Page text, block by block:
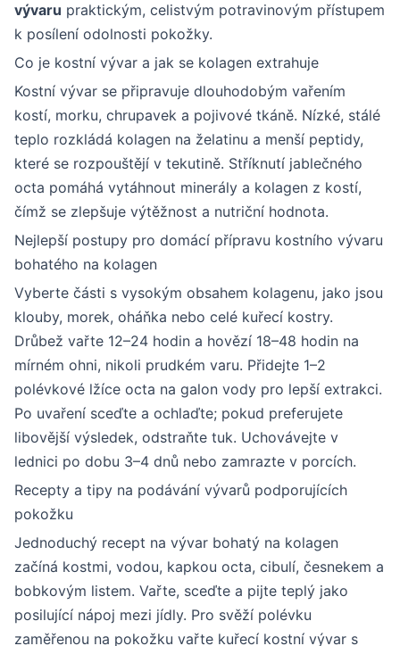
vývaru praktickým, celistvým potravinovým přístupem
k posílení odolnosti pokožky.
Co je kostní vývar a jak se kolagen extrahuje
Kostní vývar se připravuje dlouhodobým vařením
kostí, morku, chrupavek a pojivové tkáně. Nízké, stálé
teplo rozkládá kolagen na želatinu a menší peptidy,
které se rozpouštějí v tekutině. Stříknutí jablečného
octa pomáhá vytáhnout minerály a kolagen z kostí,
čímž se zlepšuje výtěžnost a nutriční hodnota.
Nejlepší postupy pro domácí přípravu kostního vývaru
bohatého na kolagen
Vyberte části s vysokým obsahem kolagenu, jako jsou
klouby, morek, oháňka nebo celé kuřecí kostry.
Drůbež vařte 12–24 hodin a hovězí 18–48 hodin na
mírném ohni, nikoli prudkém varu. Přidejte 1–2
polévkové lžíce octa na galon vody pro lepší extrakci.
Po uvaření sceďte a ochlaďte; pokud preferujete
libovější výsledek, odstraňte tuk. Uchovávejte v
lednici po dobu 3–4 dnů nebo zamrazte v porcích.
Recepty a tipy na podávání vývarů podporujících
pokožku
Jednoduchý recept na vývar bohatý na kolagen
začíná kostmi, vodou, kapkou octa, cibulí, česnekem a
bobkovým listem. Vařte, sceďte a pijte teplý jako
posilující nápoj mezi jídly. Pro svěží polévku
zaměřenou na pokožku vařte kuřecí kostní vývar s